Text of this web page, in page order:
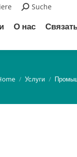
Search:
Suche
О нас
are here:
Услуги